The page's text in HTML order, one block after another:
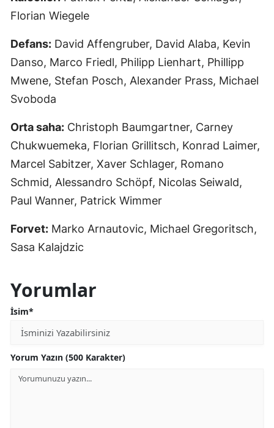
Florian Wiegele
Defans: David Affengruber, David Alaba, Kevin
Danso, Marco Friedl, Philipp Lienhart, Phillipp
Mwene, Stefan Posch, Alexander Prass, Michael
Svoboda
Orta saha: Christoph Baumgartner, Carney
Chukwuemeka, Florian Grillitsch, Konrad Laimer,
Marcel Sabitzer, Xaver Schlager, Romano
Schmid, Alessandro Schöpf, Nicolas Seiwald,
Paul Wanner, Patrick Wimmer
Forvet: Marko Arnautovic, Michael Gregoritsch,
Sasa Kalajdzic
Yorumlar
İsim*
Yorum Yazın (500 Karakter)